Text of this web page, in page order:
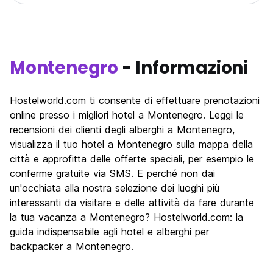
Montenegro - Informazioni
Hostelworld.com ti consente di effettuare prenotazioni
online presso i migliori hotel a Montenegro. Leggi le
recensioni dei clienti degli alberghi a Montenegro,
visualizza il tuo hotel a Montenegro sulla mappa della
città e approfitta delle offerte speciali, per esempio le
conferme gratuite via SMS. E perché non dai
un'occhiata alla nostra selezione dei luoghi più
interessanti da visitare e delle attività da fare durante
la tua vacanza a Montenegro? Hostelworld.com: la
guida indispensabile agli hotel e alberghi per
backpacker a Montenegro.